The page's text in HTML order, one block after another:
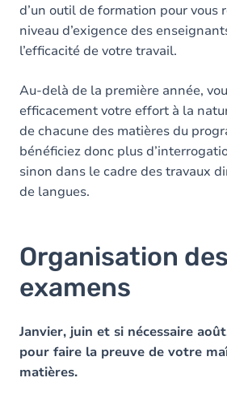
d’un outil de formation pour vous
niveau d’exigence des
l’efficacité de votre travail.
Au-delà de la première année,
efficacement votre effort à la
de chacune des matières du
bénéficiez donc plus
sinon dans le cadre des travaux
de langues.
Organisation des
examens
Janvier, juin et si nécessaire
pour faire la preuve de votre
matières.